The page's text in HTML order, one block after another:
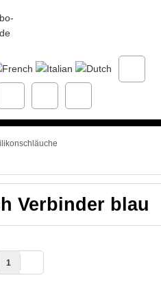
Verbinder blau
1